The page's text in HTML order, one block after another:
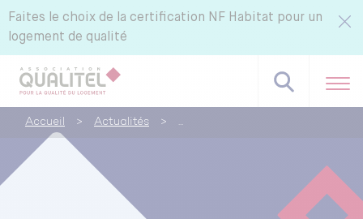
Faites le choix de la certification NF Habitat pour un
logement de qualité
Référentiels NF Habitat - NF Habitat HQE
Accueil > Actualités >